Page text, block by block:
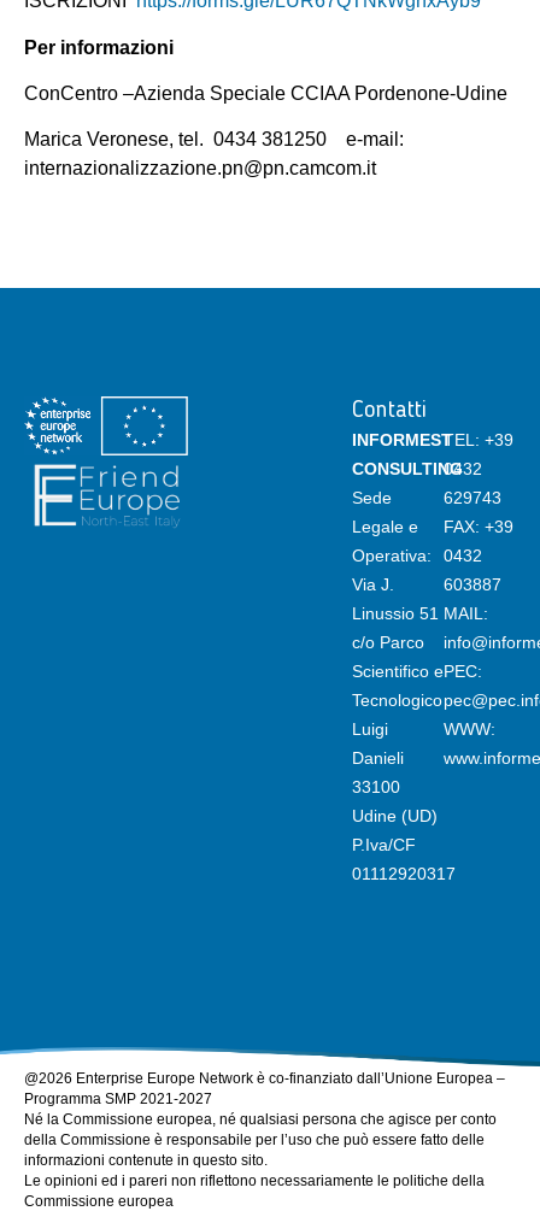
Per informazioni
ConCentro –Azienda Speciale CCIAA Pordenone-Udine
Marica Veronese, tel. 0434 381250 e-mail:
internazionalizzazione.pn@pn.camcom.it
Contatti
INFORMEST
CONSULTING
Sede
Legale e
Operativa:
Via J.
Linussio 51
c/o Parco
Scientifico e
Tecnologico
Luigi
Danieli
33100
Udine (UD)
P.Iva/CF
01112920317
TEL:+39
0432
629743
FAX: +39
0432
603887
MAIL:
PEC:
WWW:
@2026 Enterprise Europe Network è co-finanziato dall’Unione Europea –
Programma SMP 2021-2027
Né la Commissione europea, né qualsiasi persona che agisce per conto
della Commissione è responsabile per l’uso che può essere fatto delle
informazioni contenute in questo sito.
Le opinioni ed i pareri non riflettono necessariamente le politiche della
Commissione europea